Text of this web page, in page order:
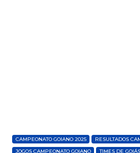
CAMPEONATO GOIANO 2025
RESULTADOS
JOGOS CAMPEONATO GOIANO
TIMES DE GOIÁS